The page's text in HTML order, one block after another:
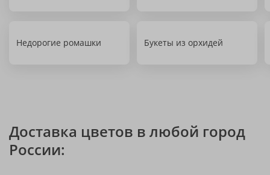
Недорогие ромашки Букеты из орхидей
Доставка цветов в любой город
России: